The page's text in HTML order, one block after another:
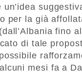
per la già
fino
di tale
mesi fa a